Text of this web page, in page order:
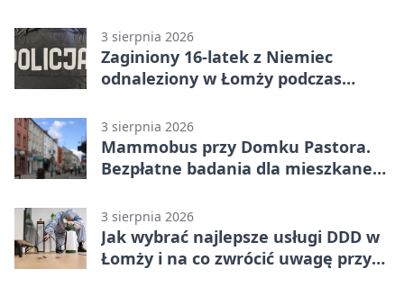
3 sierpnia 2026
Zaginiony 16-latek z Niemiec
odnaleziony w Łomży podczas
3 sierpnia 2026
Mammobus przy Domku Pastora.
Bezpłatne badania dla mieszkanek
3 sierpnia 2026
Jak wybrać najlepsze usługi DDD w
Łomży i na co zwrócić uwagę przy